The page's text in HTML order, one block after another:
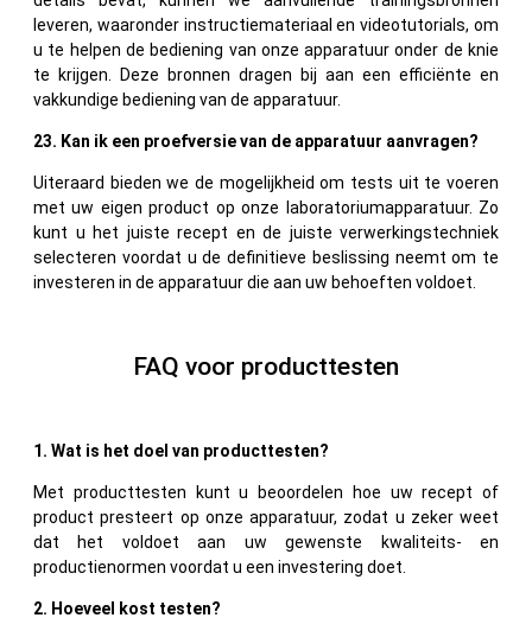
leveren, waaronder instructiemateriaal en videotutorials, om
u te helpen de bediening van onze apparatuur onder de knie
te krijgen. Deze bronnen dragen bij aan een efficiënte en
vakkundige bediening van de apparatuur.
23. Kan ik een proefversie van de apparatuur aanvragen?
Uiteraard bieden we de mogelijkheid om tests uit te voeren
met uw eigen product op onze laboratoriumapparatuur. Zo
kunt u het juiste recept en de juiste verwerkingstechniek
selecteren voordat u de definitieve beslissing neemt om te
investeren in de apparatuur die aan uw behoeften voldoet.
FAQ voor producttesten
1. Wat is het doel van producttesten?
Met producttesten kunt u beoordelen hoe uw recept of
product presteert op onze apparatuur, zodat u zeker weet
dat het voldoet aan uw gewenste kwaliteits- en
productienormen voordat u een investering doet.
2. Hoeveel kost testen?